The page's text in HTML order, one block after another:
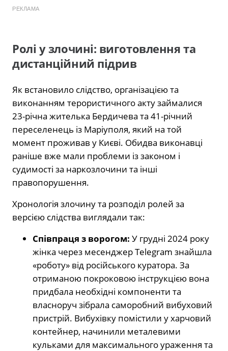
РЕКЛАМА
Ролі у злочині: виготовлення та
дистанційний підрив
Як встановило слідство, організацією та
виконанням терористичного акту займалися
23-річна жителька Бердичева та 41-річний
переселенець із Маріуполя, який на той
момент проживав у Києві. Обидва виконавці
раніше вже мали проблеми із законом і
судимості за наркозлочини та інші
правопорушення.
Хронологія злочину та розподіл ролей за
версією слідства виглядали так:
Співпраця з ворогом: У грудні 2024 року
жінка через месенджер Telegram знайшла
«роботу» від російського куратора. За
отриманою покроковою інструкцією вона
придбала необхідні компоненти та
власноруч зібрала саморобний вибуховий
пристрій. Вибухівку помістили у харчовий
контейнер, начинили металевими
кульками для максимального ураження та